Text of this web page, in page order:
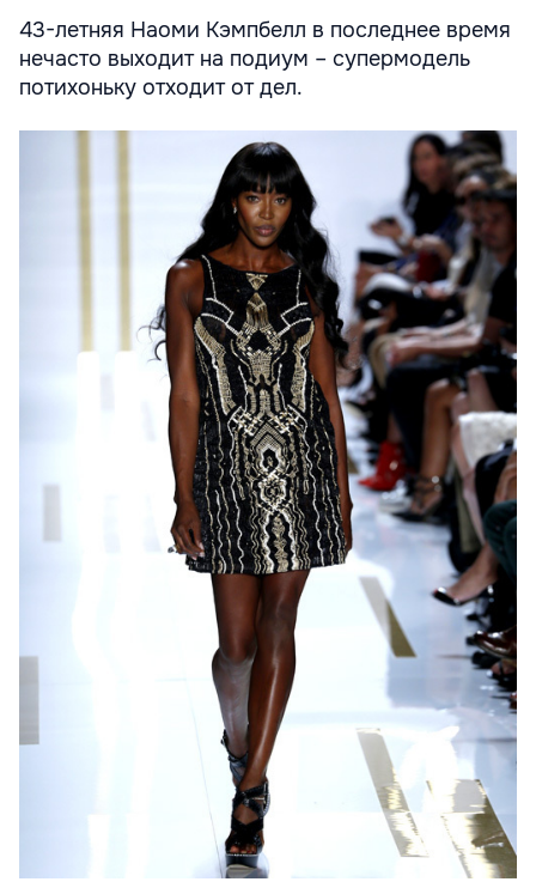
43-летняя Наоми Кэмпбелл в последнее время
нечасто выходит на подиум – супермодель
потихоньку отходит от дел.